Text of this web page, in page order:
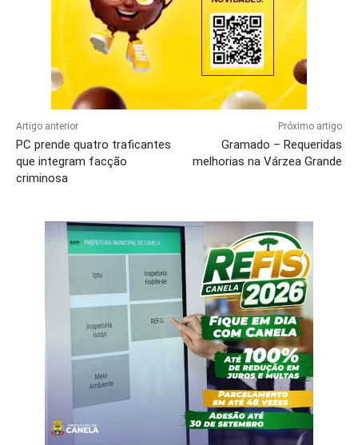
Artigo anterior
PC prende quatro traficantes
que integram facção
criminosa
Próximo artigo
Gramado – Requeridas
melhorias na Várzea Grande